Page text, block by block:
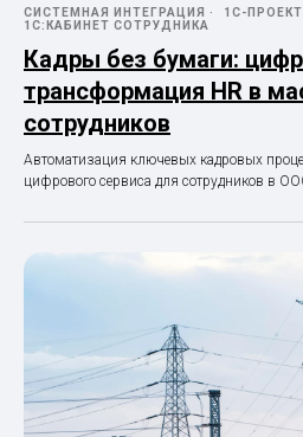
СИСТЕМНАЯ ИНТЕГРАЦИЯ 1С-
1С:КАБИНЕТ СОТРУДНИКА
Кадры без бумаги:
трансформация HR в
сотрудников
Автоматизация ключевых кадровых
цифрового сервиса для сотрудников в